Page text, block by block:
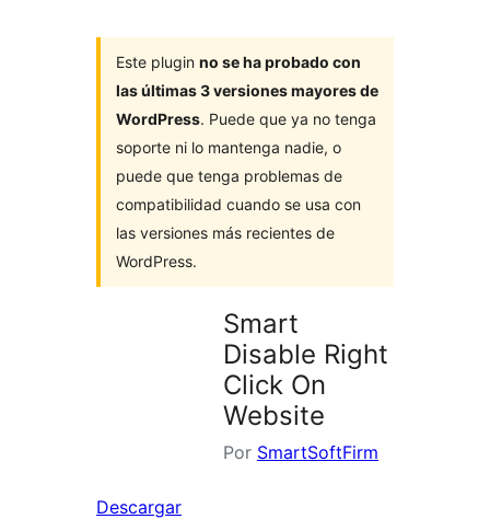
Este plugin no se ha probado con
las últimas 3 versiones mayores de
WordPress. Puede que ya no tenga
soporte ni lo mantenga nadie, o
puede que tenga problemas de
compatibilidad cuando se usa con
las versiones más recientes de
WordPress.
Smart
Disable Right
Click On
Website
Por SmartSoftFirm
Descargar